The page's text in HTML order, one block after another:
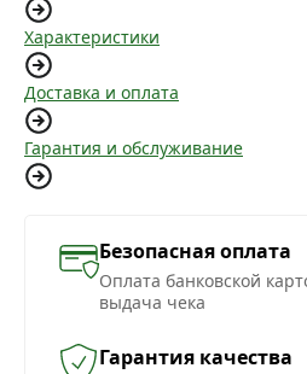
Характеристики
Доставка и оплата
Гарантия и обслуживание
Безопасная оплата
Оплата банковской
выдача чека
Гарантия качества